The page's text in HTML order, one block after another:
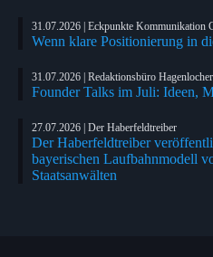
31.07.2026 | Eckpunkte Kommunikation
Wenn klare Positionierung in
31.07.2026 | Redaktionsbüro Hagenlocher
Founder Talks im Juli: Ideen,
27.07.2026 | Der Haberfeldtreiber
Der Haberfeldtreiber
bayerischen Laufbahnmodell
Staatsanwälten